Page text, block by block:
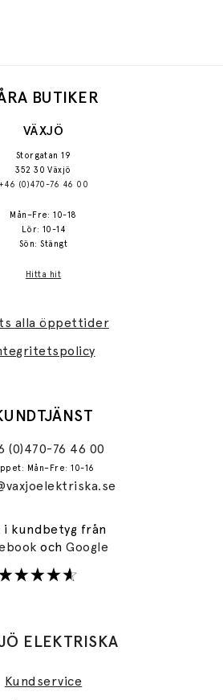
BUTIKER
VÄXJÖ
Storgatan 19
352 30 Växjö
+46 (0)470-76 46 00
Mån–Fre: 10-18
Lör: 10-14
Sön: Stängt
Hitta hit
alla öppettider
(0)470-76 46 00
Mån–Fre: 10-16
i kundbetyg från
ochGoogle
ELEKTRISKA
Kundservice